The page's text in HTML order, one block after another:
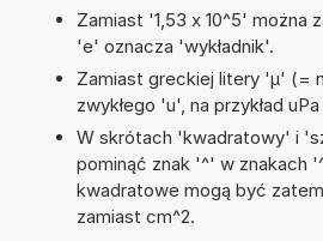
Zamiast '1,53 x 10^5' można
'e' oznacza 'wykładnik'.
Zamiast greckiej litery 'µ' (=
zwykłego 'u', na przykład
W skrótach 'kwadratowy' i
pominąć znak '^' w znakach
kwadratowe mogą być
zamiast cm^2.